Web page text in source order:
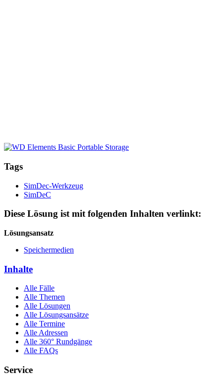
Tags
SimDec-Werkzeug
SimDeC
Diese Lösung ist mit folgenden Inhalten verlinkt:
Lösungsansatz
Speichermedien
Inhalte
Alle Fälle
Alle Themen
Alle Lösungen
Alle Lösungsansätze
Alle Termine
Alle Adressen
Alle 360° Rundgänge
Alle FAQs
Service